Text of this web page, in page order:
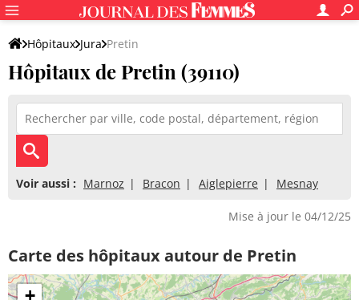
Hôpitaux Jura Pretin
Hôpitaux de Pretin (39110)
Voir aussi : Marnoz Bracon Aiglepierre Mesnay
Mise à jour le 04/12/25
Carte des hôpitaux autour de Pretin
+